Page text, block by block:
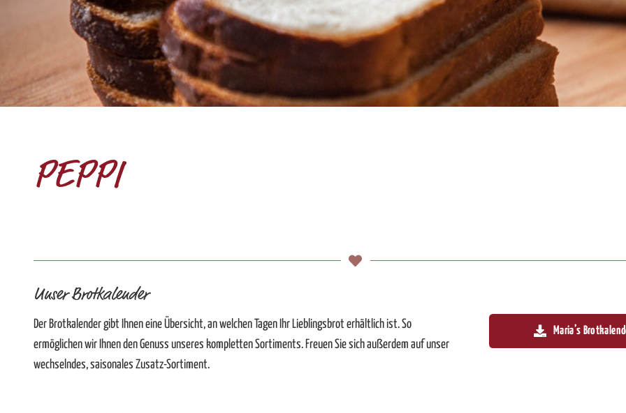
PEPPI
Unser Brotkalender
Der Brotkalender gibt Ihnen eine Übersicht, an welchen Tagen Ihr Lieblingsbrot erhältlich ist. So
ermöglichen wir Ihnen den Genuss unseres kompletten Sortiments. Freuen Sie sich außerdem auf unser
wechselndes, saisonales Zusatz-Sortiment.
Maria’s